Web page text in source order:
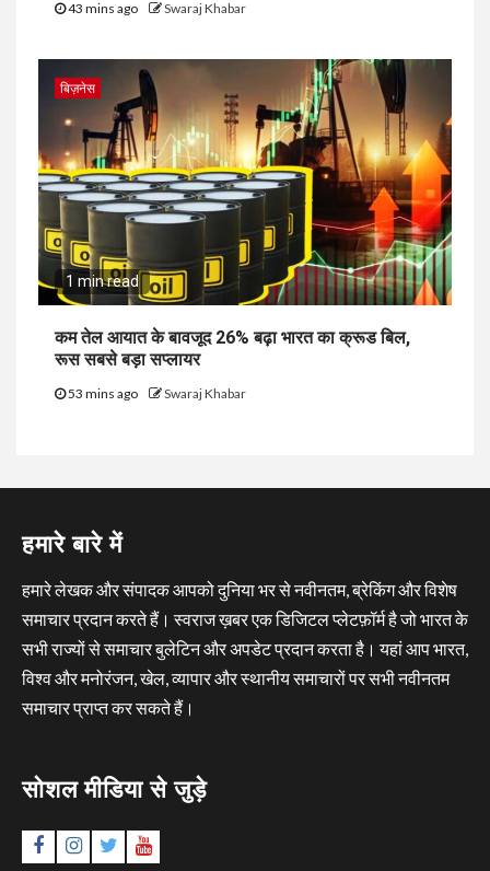
43 mins ago Swaraj Khabar
बिज़नेस
1 min read
कम तेल आयात के बावजूद 26% बढ़ा भारत का क्रूड बिल,
रूस सबसे बड़ा सप्लायर
53 mins ago Swaraj Khabar
हमारे बारे में
हमारे लेखक और संपादक आपको दुनिया भर से नवीनतम, ब्रेकिंग और विशेष
समाचार प्रदान करते हैं। स्वराज ख़बर एक डिजिटल प्लेटफ़ॉर्म है जो भारत के
सभी राज्यों से समाचार बुलेटिन और अपडेट प्रदान करता है। यहां आप भारत,
विश्व और मनोरंजन, खेल, व्यापार और स्थानीय समाचारों पर सभी नवीनतम
समाचार प्राप्त कर सकते हैं।
सोशल मीडिया से जुड़े
FacebookInstagram
TwitterYouTube